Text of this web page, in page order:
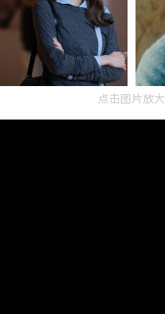
点击图片放大